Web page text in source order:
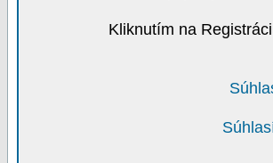
Kliknutím na